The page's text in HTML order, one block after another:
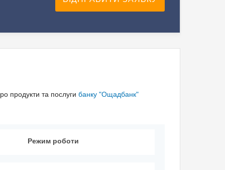
продукти та послуги банку "Ощадбанк"
Режим роботи